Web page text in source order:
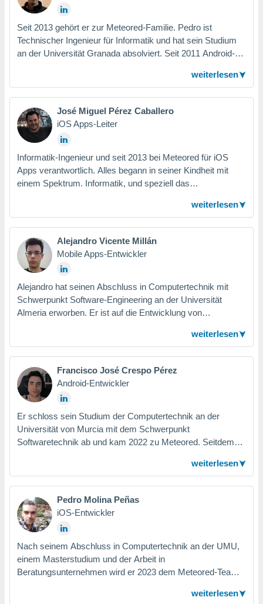
Seit 2013 gehört er zur Meteored-Familie. Pedro ist
Technischer Ingenieur für Informatik und hat sein Studium
an der Universität Granada absolviert. Seit 2011 Android-
effizienter Algorithmen. Er ist immer darauf aus, das
für die Verbesserung der Web Accessibility und der
Benutzererfahrung.
weiterlesen
José Miguel Pérez Caballero
iOS Apps-Leiter
Informatik-Ingenieur und seit 2013 bei Meteored für iOS
Apps verantwortlich. Alles begann in seiner Kindheit mit
einem Spektrum. Informatik, und speziell das
Studiums kaufte er sich seinen ersten iMAC und wurde
der Entwicklung von iOS-, Swift- Plattformen und mit viel
Spaß.
weiterlesen
Alejandro Vicente Millán
Mobile Apps-Entwickler
Alejandro hat seinen Abschluss in Computertechnik mit
Schwerpunkt Software-Engineering an der Universität
Almeria erworben. Er ist auf die Entwicklung von
arbeitet er in der Abteilung für Anwendungen von Meteored,
weiterlesen
Francisco José Crespo Pérez
Android-Entwickler
Er schloss sein Studium der Computertechnik an der
Universität von Murcia mit dem Schwerpunkt
Softwaretechnik ab und kam 2022 zu Meteored. Seitdem
einzubringen. Er genießt die Fortschritte, die bei derweiterlesen
Pedro Molina Peñas
iOS-Entwickler
Nach seinem Abschluss in Computertechnik an der UMU,
einem Masterstudium und der Arbeit in
Beratungsunternehmen wird er 2023 dem Meteored-Team
sich beruflich weiterentwickeln und hofft, sich weiterzubilden
weiterlesen